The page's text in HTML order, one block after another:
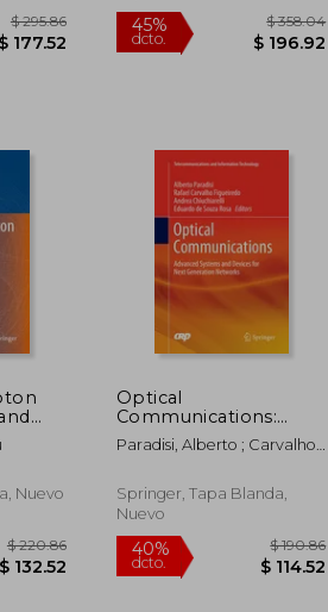
dcto.
Nuevo
Optical
Communications:
Advanced Systems
and Devices for Next
(en Inglés)
Paradisi, Alberto ; Carvalho
Chiuchiarelli, Andrea
Springer, Tapa Blanda,
Nuevo